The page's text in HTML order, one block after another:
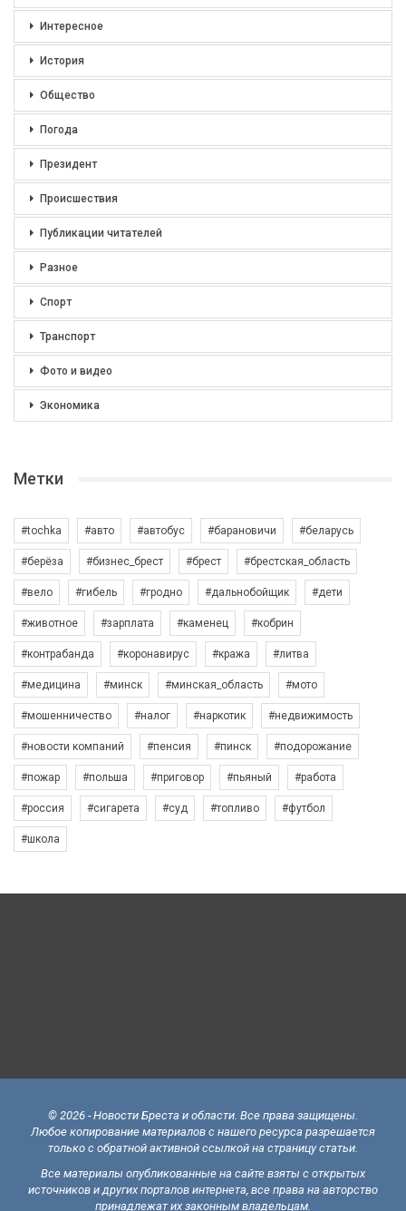
Интересное
История
Общество
Погода
Президент
Происшествия
Публикации читателей
Разное
Спорт
Транспорт
Фото и видео
Экономика
Метки
#tochka #авто #автобус #барановичи #беларусь
#берёза #бизнес_брест #брест #брестская_область
#вело #гибель #гродно #дальнобойщик #дети
#животное #зарплата #каменец #кобрин
#контрабанда #коронавирус #кража #литва
#медицина #минск #минская_область #мото
#мошенничество #налог #наркотик #недвижимость
#новости компаний #пенсия #пинск #подорожание
#пожар #польша #приговор #пьяный #работа
#россия #сигарета #суд #топливо #футбол
#школа
© 2026 - Новости Бреста и области. Все права защищены.
Любое копирование материалов с нашего ресурса разрешается
только с обратной активной ссылкой на страницу статьи.
Все материалы опубликованные на сайте взяты с открытых
источников и других порталов интернета, все права на авторство
принадлежат их законным владельцам.